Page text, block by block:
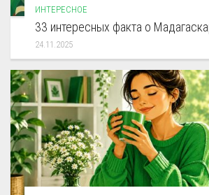
ИНТЕРЕСНОЕ
33 интересных факта о
24.11.2025